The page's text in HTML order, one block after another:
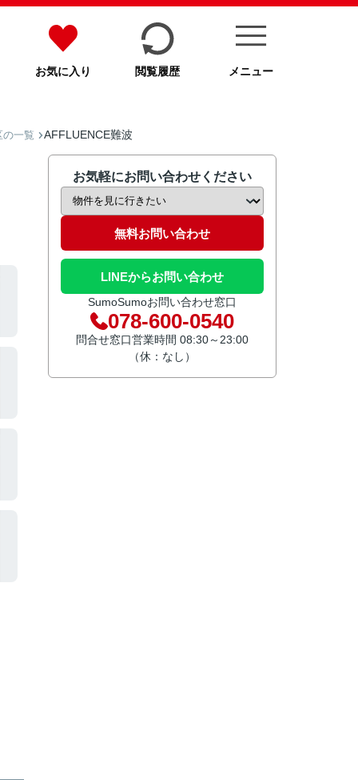
お気に入り 閲覧履歴 メニュー
の一覧 AFFLUENCE難波
お気軽にお問い合わせください
無料お問い合わせ
LINEからお問い合わせ
SumoSumoお問い合わせ窓口
078-600-0540
問合せ窓口営業時間 08:30～23:00
（休：なし）